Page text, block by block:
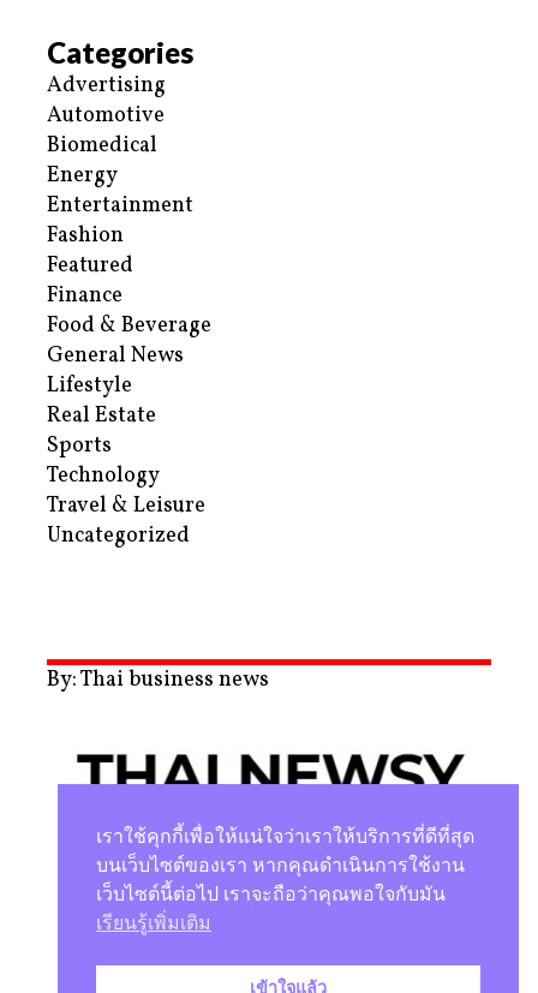
Categories
Advertising
Automotive
Biomedical
Energy
Entertainment
Fashion
Featured
Finance
Food & Beverage
General News
Lifestyle
Real Estate
Sports
Technology
Travel & Leisure
Uncategorized
By: Thai business news
นโยบายความเป็นส่วนตัว
เราใช้คุกกี้เพื่อให้แน่ใจว่าเราให้บริการที่ดีที่สุด
บนเว็บไซต์ของเรา หากคุณดำเนินการใช้งาน
เว็บไซต์นี้ต่อไป เราจะถือว่าคุณพอใจกับมัน
เรียนรู้เพิ่มเติม
เข้าใจแล้ว